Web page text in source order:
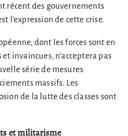
récent des gouvernements
l’expression de cette crise.
dont les forces sont en
invaincues, n’acceptera pas
série de mesures
massifs. Les
de la lutte des classes sont
et militarisme